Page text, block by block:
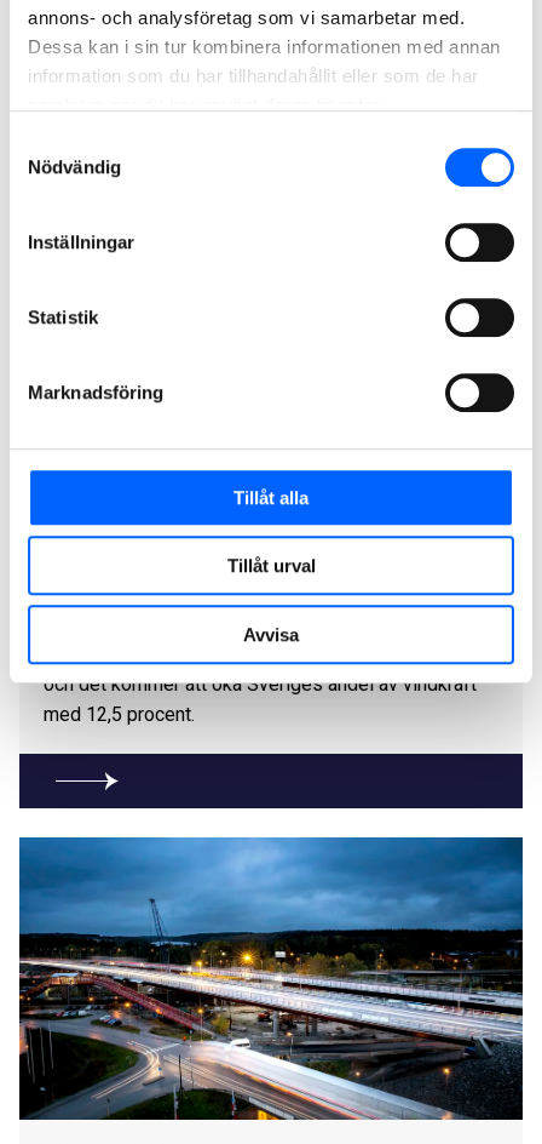
annons- och analysföretag som vi samarbetar med.
Dessa kan i sin tur kombinera informationen med annan
information som du har tillhandahållit eller som de har
Nödvändig
Inställningar
Statistik
Marknadsföring
Tillåt alla
Tillåt urval
Avvisa
östra Luleå. Och samtidigt tas ett omtag kring
trafiklösningarna i områdena för VA-arbetena.
Projektet utförs i partnering och blev Årets Bygge
Läs mer om Östra länken här
Med 179 vindkraftverk i Markbygden MB Ett blir det
och det kommer att öka Sveriges andel av vindkraft
med 12,5 procent.